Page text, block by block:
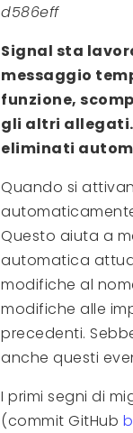
d586eff
Signal sta
messaggio
funzione,
gli altri
eliminati
Quando si
Questo aiuta a
automatica
modifiche al
modifiche alle
precedenti.
anche questi
I primi segni di
(commit GitHub